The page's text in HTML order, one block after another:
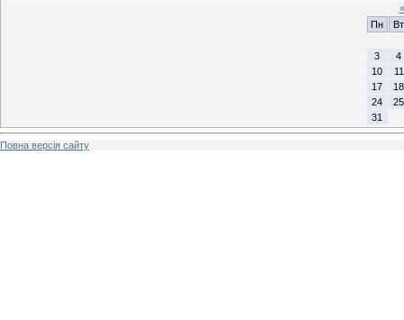
«
Пн
Вт
3
4
10
11
17
18
24
25
31
Повна версія сайту